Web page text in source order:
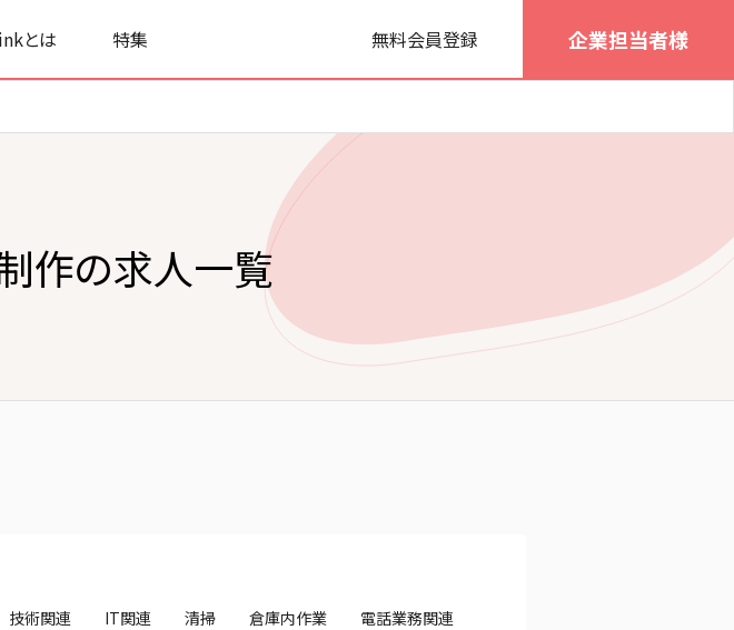
とは 特集 無料会員登録 企業担当者様
作の求人一覧
技術関連 IT関連 清掃 倉庫内作業
電話業務関連